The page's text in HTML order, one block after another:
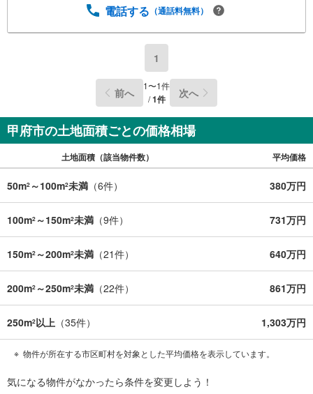
電話する （通話料無料）
1
前へ 1〜1件
/1件 次へ
甲府市の土地面積ごとの価格相場
土地面積（該当物件数） 平均価格
50m2 ～100m2未満 （6件） 380万円
100m2 ～150m2未満 （9件） 731万円
150m2 ～200m2未満 （21件） 640万円
200m2 ～250m2未満 （22件） 861万円
250m2以上 （35件） 1,303万円
物件が所在する市区町村を対象とした平均価格を表示しています。
気になる物件がなかったら条件を変更しよう！